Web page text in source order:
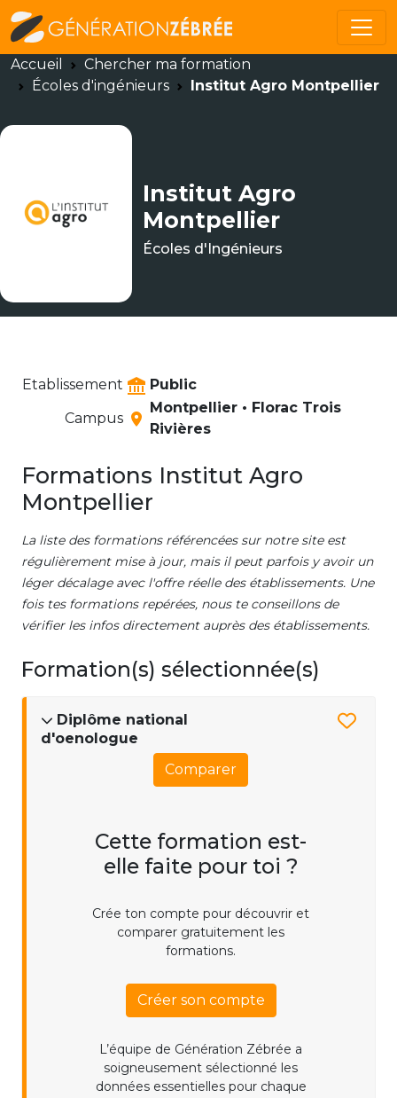
Accueil
Chercher ma formation
Écoles d'ingénieurs
Institut Agro Montpellier
Institut Agro
Montpellier
Écoles d'Ingénieurs
Etablissement
Public
Campus
Montpellier • Florac Trois
Rivières
Formations Institut Agro
Montpellier
La liste des formations référencées sur notre site est
régulièrement mise à jour, mais il peut parfois y avoir un
léger décalage avec l'offre réelle des établissements. Une
fois tes formations repérées, nous te conseillons de
vérifier les infos directement auprès des établissements.
Formation(s) sélectionnée(s)
Diplôme national
d'oenologue
Comparer
Cette formation est-
elle faite pour toi ?
Crée ton compte pour découvrir et
comparer gratuitement les
formations.
Créer son compte
L’équipe de Génération Zébrée a
soigneusement sélectionné les
données essentielles pour chaque